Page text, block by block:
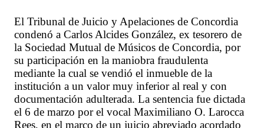
El Tribunal de Juicio y Apelaciones de Concordia
condenó a Carlos Alcides González, ex tesorero de
la Sociedad Mutual de Músicos de Concordia, por
su participación en la maniobra fraudulenta
mediante la cual se vendió el inmueble de la
institución a un valor muy inferior al real y con
documentación adulterada. La sentencia fue dictada
el 6 de marzo por el vocal Maximiliano O. Larocca
Rees, en el marco de un juicio abreviado acordado